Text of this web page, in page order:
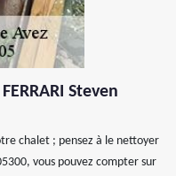
Steven
chalet ; pensez à le nettoyer
vous pouvez compter sur